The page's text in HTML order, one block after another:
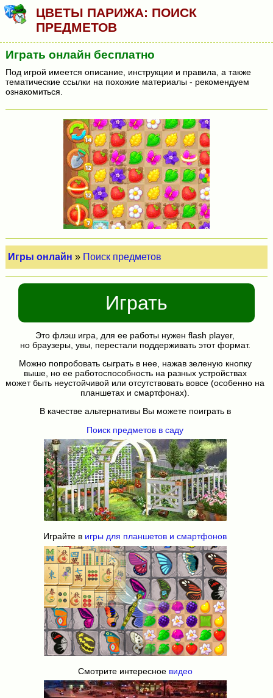
ЦВЕТЫ ПАРИЖА: ПОИСК
ПРЕДМЕТОВ
Играть онлайн бесплатно
Под игрой имеется описание, инструкции и правила, а также
тематические ссылки на похожие материалы - рекомендуем
ознакомиться.
Игры онлайн » Поиск предметов
Играть
Это флэш игра, для ее работы нужен flash player,
но браузеры, увы, перестали поддерживать этот формат.
Можно попробовать сыграть в нее, нажав зеленую кнопку
выше, но ее работоспособность на разных устройствах
может быть неустойчивой или отсутствовать вовсе (особенно на
планшетах и смартфонах).
В качестве альтернативы Вы можете поиграть в
Поиск предметов в саду
Играйте в игры для планшетов и смартфонов
Смотрите интересное видео